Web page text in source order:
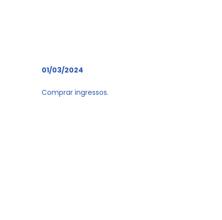
01/03/2024
Comprar ingressos.